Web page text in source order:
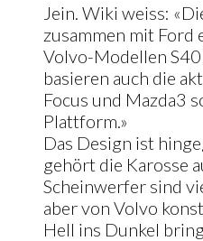
Jein. Wiki weiss:
zusammen mit Ford
Volvo-Modellen
basieren auch die
Focus und Mazda3
Plattform.»
Das Design ist
gehört die Karosse
Scheinwerfer sind
aber von Volvo
Hell ins Dunkel